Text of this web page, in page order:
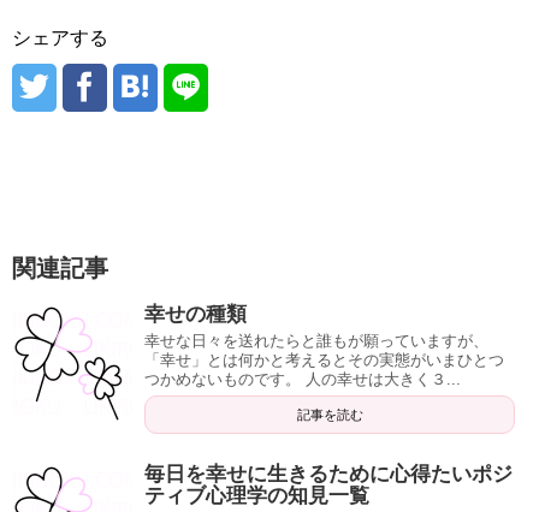
シェアする
関連記事
幸せの種類
幸せな日々を送れたらと誰もが願っていますが、
「幸せ」とは何かと考えるとその実態がいまひとつ
つかめないものです。 人の幸せは大きく３...
記事を読む
毎日を幸せに生きるために心得たいポジ
ティブ心理学の知見一覧